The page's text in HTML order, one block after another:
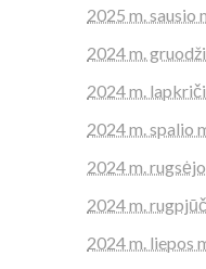
2025 m. sausio
2024 m.
2024 m.
2024 m. spalio
2024 m.
2024 m.
2024 m. liepos